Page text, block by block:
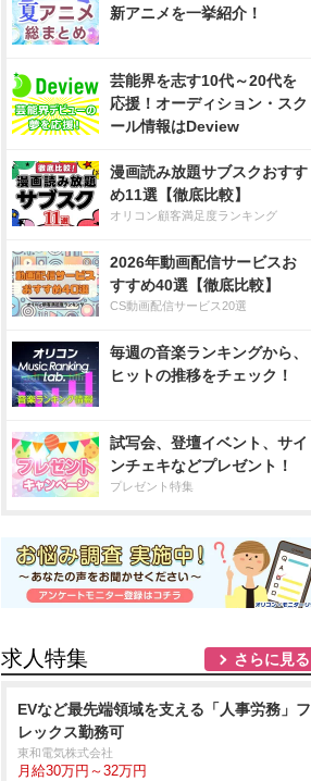
新アニメを一挙紹介！
芸能界を志す10代～20代を
応援！オーディション・スク
ール情報はDeview
漫画読み放題サブスクおすす
め11選【徹底比較】
オリコン顧客満足度ランキング
2026年動画配信サービスお
すすめ40選【徹底比較】
CS動画配信サービス20選
毎週の音楽ランキングから、
ヒットの推移をチェック！
試写会、登壇イベント、サイ
ンチェキなどプレゼント！
プレゼント特集
求人特集 さらに見る
EVなど最先端領域を支える「人事労務」フ
レックス勤務可
東和電気株式会社
月給30万円～32万円